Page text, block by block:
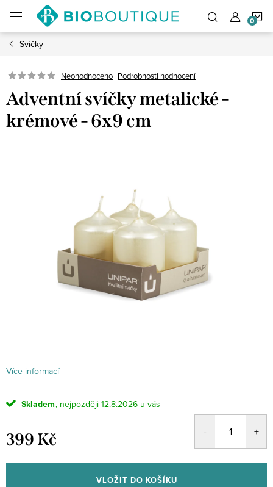
obsah
Svíčky
Neohodnoceno Podrobnosti hodnocení
Adventní svíčky metalické -
krémové - 6x9 cm
Více informací
Skladem 12.8.2026
399 Kč
cena:
VLOŽIT DO KOŠÍKU